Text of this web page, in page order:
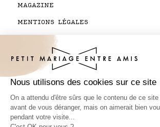
MAGAZINE
MENTIONS LÉGALES
CONTACTEZ-NOUS
SUIVI DE COMMANDE